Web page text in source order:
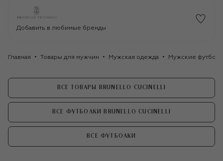
Добавить в любимые бренды
Главная Товары для мужчин Мужская одежда Мужские
ВСЕ ТОВАРЫ BRUNELLO CUCINELLI
ВСЕ ФУТБОЛКИ BRUNELLO CUCINELLI
ВСЕ ФУТБОЛКИ